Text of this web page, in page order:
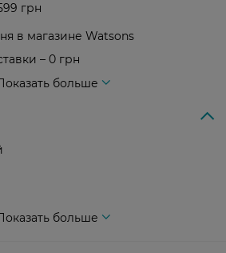
грн
в магазине Watsons
– 0 грн
больше
больше